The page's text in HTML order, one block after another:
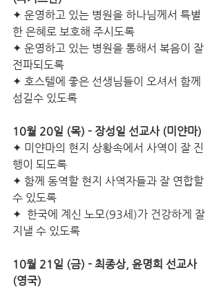
✦ 운영하고 있는 병원을 하나님께서 특별
한 은혜로 보호해 주시도록
✦ 운영하고 있는 병원을 통해서 복음이 잘
전파되도록
✦ 호스텔에 좋은 선생님들이 오셔서 함께
섬길수 있도록
10월 20일 (목) - 장성일 선교사 (미얀마)
✦ 미얀마의 현지 상황속에서 사역이 잘 진
행이 되도록
✦ 함께 동역할 현지 사역자들과 잘 연합할
수 있도록
✦  한국에 계신 노모(93세)가 건강하게 잘
지낼 수 있도록
10월 21일 (금) ­- 최종상, 윤명희 선교사
(영국)